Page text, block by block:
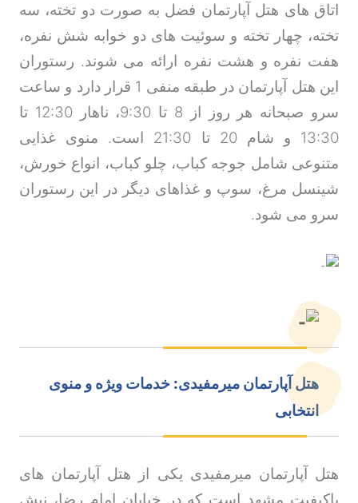
اتاق های هتل آپارتمان فضل به صورت دو تخته، سه
تخته، چهار تخته و سوئیت های دو خوابه شش نفره،
هفت نفره و هشت نفره ارائه می شوند. رستوران
این هتل آپارتمان در طبقه منفی 1 قرار دارد و ساعت
سرو صبحانه هر روز از 8 تا 9:30، ناهار 12:30 تا
13:30 و شام 20 تا 21:30 است. منوی غذایی
متنوعی شامل جوجه کباب، چلو کباب، انواع خورش،
شینسل مرغ، سوپ و غذاهای دیگر در این رستوران
سرو می شود.
هتل آپارتمان میرمفیدی: خدمات ویژه و منوی
انتخابی
هتل آپارتمان میرمفیدی یکی از هتل آپارتمان های